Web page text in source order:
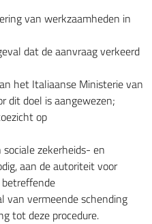
van werkzaamheden in
dat de aanvraag verkeerd
het Italiaanse Ministerie van
dit doel is aangewezen;
op
zekerheids- en
aan de autoriteit voor
betreffende
van vermeende schending
tot deze procedure.